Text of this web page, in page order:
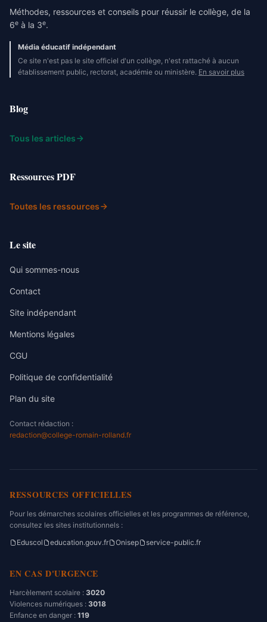
Méthodes, ressources et conseils pour réussir le collège, de la
6e à la 3e.
Média éducatif indépendant
Ce site n'est pas le site officiel d'un collège, n'est rattaché à aucun
établissement public, rectorat, académie ou ministère. En savoir plus
Blog
Tous les articles
Ressources PDF
Toutes les ressources
Le site
Qui sommes-nous
Contact
Site indépendant
Mentions légales
CGU
Politique de confidentialité
Plan du site
Contact rédaction :
redaction@college-romain-rolland.fr
RESSOURCES OFFICIELLES
Pour les démarches scolaires officielles et les programmes de référence,
consultez les sites institutionnels :
Eduscol
education.gouv.fr Onisep service-public.fr
EN CAS D'URGENCE
Harcèlement scolaire : 3020
Violences numériques : 3018
Enfance en danger : 119